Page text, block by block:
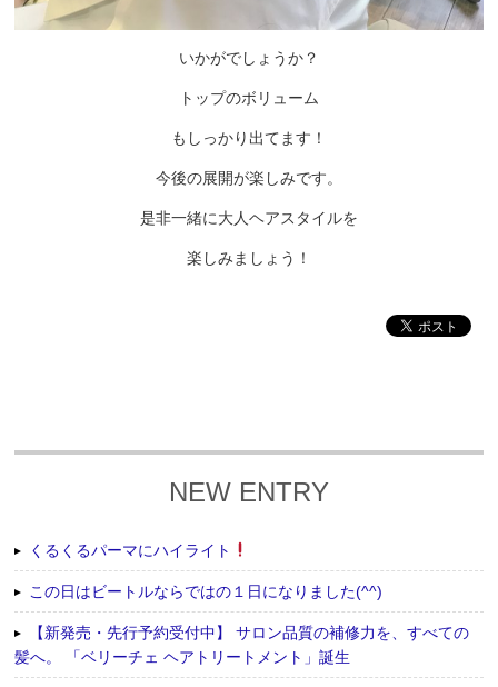
いかがでしょうか？
トップのボリューム
もしっかり出てます！
今後の展開が楽しみです。
是非一緒に大人ヘアスタイルを
楽しみましょう！
NEW ENTRY
くるくるパーマにハイライト
この日はビートルならではの１日になりました(^^)
【新発売・先行予約受付中】 サロン品質の補修力を、すべての
髪へ。 「ベリーチェ ヘアトリートメント」誕生